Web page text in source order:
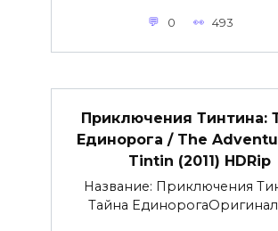
0 493
Приключения Тинтина:
Единорога / The
Tintin (2011) HDRip
Название: Приключения
Тайна